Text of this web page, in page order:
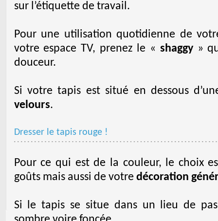
sur l’étiquette de travail.
Pour une utilisation quotidienne de
votre espace TV, prenez le « shaggy»
douceur.
Si votre tapis est situé en dessous
velours.
Dresser le tapis rouge !
Pour ce qui est de la couleur, le choix
goûts mais aussi de votre décoration
Si le tapis se situe dans un lieu de